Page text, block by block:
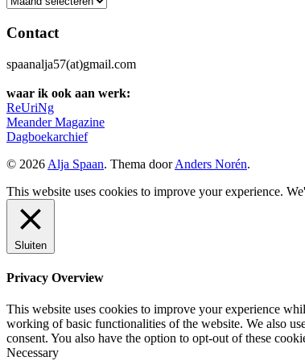
Contact
spaanalja57(at)gmail.com
waar ik ook aan werk:
ReUriNg
Meander Magazine
Dagboekarchief
© 2026 Alja Spaan. Thema doorAnders Norén.
This website uses cookies to improve your experience.
Sluiten
Privacy Overview
This website uses cookies to improve your experience
working of basic functionalities of the website. We also
consent. You also have the option to opt-out of these
Necessary